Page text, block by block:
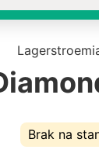
Brak na